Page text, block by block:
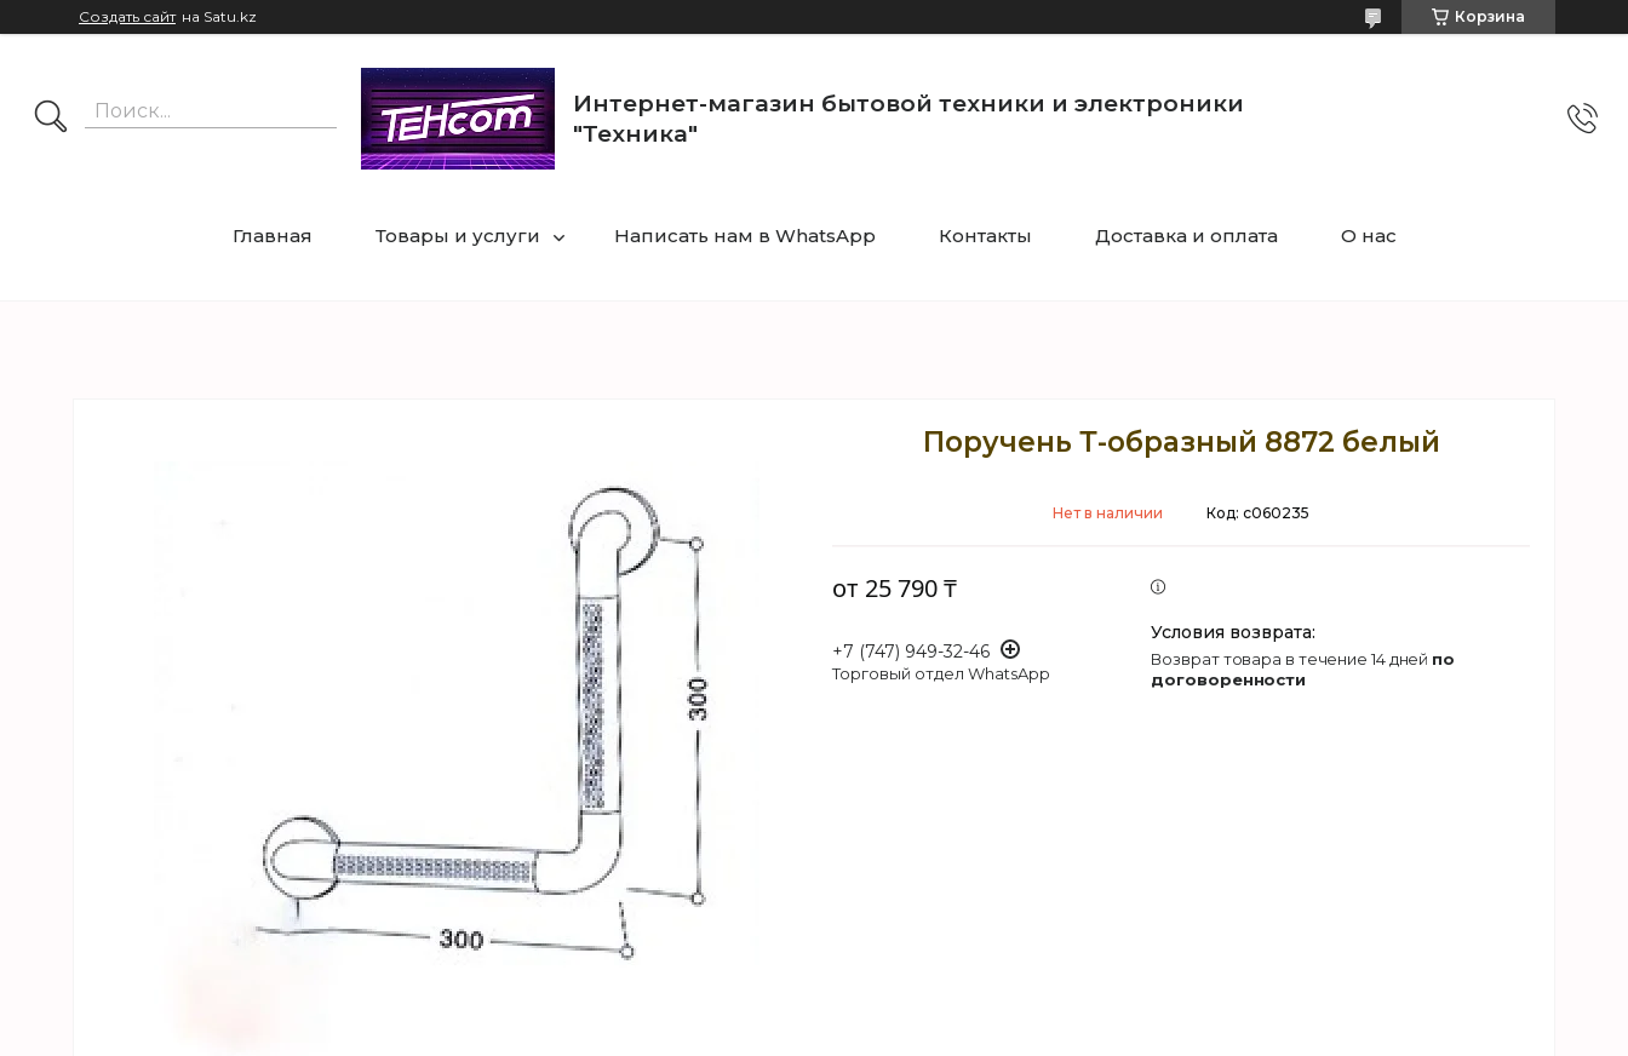
Создать сайт на Satu.kz Корзина
Интернет-магазин бытовой техники и электроники
"Техника"
Главная Товары и услуги Написать нам в WhatsApp Контакты Доставка и оплата О нас
Поручень Т-образный 8872 белый
Нет в наличии Код: c060235
от 25 790 ₸
+7 (747) 949-32-46
Торговый отдел WhatsApp
возврат товара в течение 14 дней по
договоренности